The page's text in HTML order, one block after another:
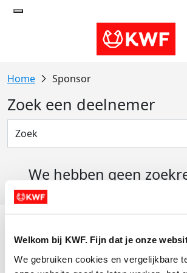
Welkom bij KWF. Fijn dat je onze
We gebruiken cookies en vergelijkbare
Sponsor
Zoek een deelnemer
We hebben geen
Actiematerialen
Evenementen